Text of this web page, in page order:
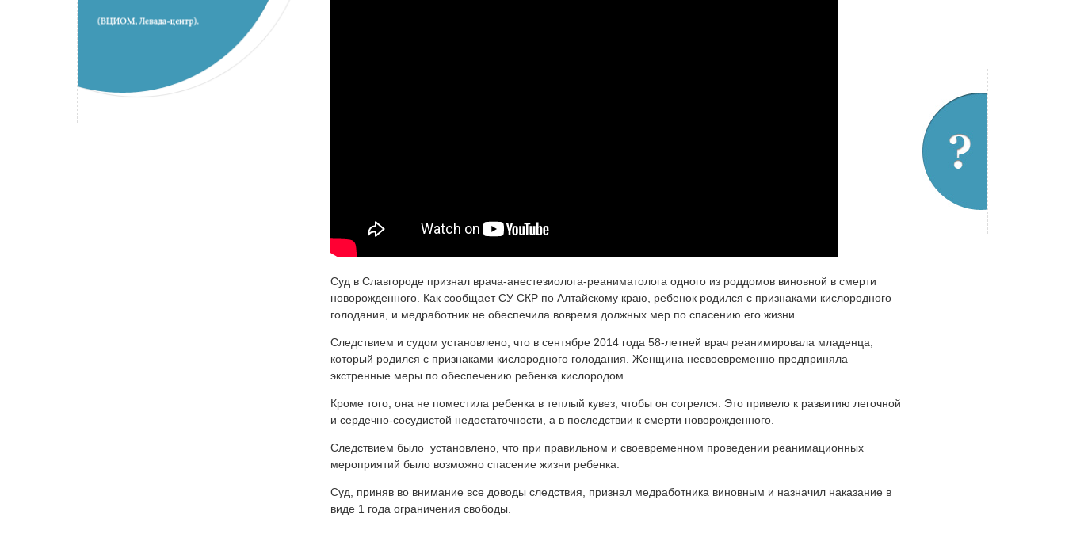
Суд в Славгороде признал врача-анестезиолога-реаниматолога одного из роддомов виновной в смерти
новорожденного. Как сообщает СУ СКР по Алтайскому краю, ребенок родился с признаками кислородного
голодания, и медработник не обеспечила вовремя должных мер по спасению его жизни.
Следствием и судом установлено, что в сентябре 2014 года 58-летней врач реанимировала младенца,
который родился с признаками кислородного голодания. Женщина несвоевременно предприняла
экстренные меры по обеспечению ребенка кислородом.
Кроме того, она не поместила ребенка в теплый кувез, чтобы он согрелся. Это привело к развитию легочной
и сердечно-сосудистой недостаточности, а в последствии к смерти новорожденного.
Следствием было установлено, что при правильном и своевременном проведении реанимационных
мероприятий было возможно спасение жизни ребенка.
Суд, приняв во внимание все доводы следствия, признал медработника виновным и назначил наказание в
виде 1 года ограничения свободы.